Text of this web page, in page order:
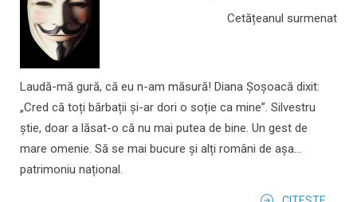
Cetățeanul surmenat
Laudă-mă gură, că eu n-am măsură! Diana Șoșoacă dixit:
„Cred că toți bărbații și-ar dori o soție ca mine”. Silvestru
știe, doar a lăsat-o că nu mai putea de bine. Un gest de
mare omenie. Să se mai bucure și alți români de așa...
patrimoniu național.